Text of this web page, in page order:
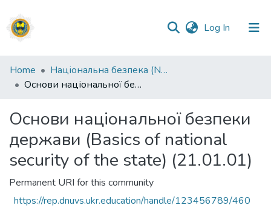
Log In (current)
Communities
&
All of DSpace
Home
Національна безпека (National security)
Основи національної безпеки держави (Basics of national security of the state) (21.01.01)
Основи національної безпеки
держави (Basics of national
security of the state) (21.01.01)
Permanent URI for this community
https://rep.dnuvs.ukr.education/handle/123456789/460